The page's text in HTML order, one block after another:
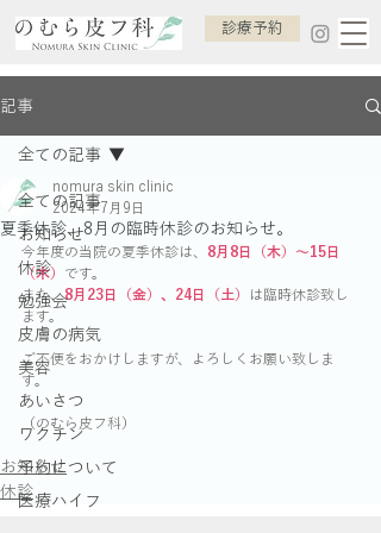
診療予約
記事
全ての記事
お知らせ
休診
勉強会
皮膚の病気
美容
あいさつ
ワクチン
予約について
医療ハイフ
全ての記事
夏季休診、8月の臨時休診のお知らせ。
nomura skin clinic
2024年7月9日
今年度の当院の夏季休診は、 8月8日（木）〜15日
（木） です。
また、8月23日（金）、24日（土）
は臨時休診致し
ます。
ご不便をおかけしますが、よろしくお願い致しま
す。
（のむら皮フ科）
お知らせ
休診